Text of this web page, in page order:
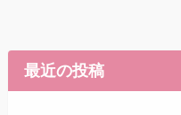
最近の投稿